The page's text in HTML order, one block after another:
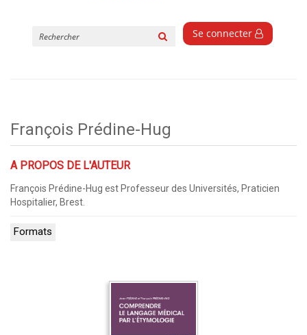
Se connecter
François Prédine-Hug
A PROPOS DE L'AUTEUR
François Prédine-Hug est Professeur des Universités, Praticien
Hospitalier, Brest.
Formats